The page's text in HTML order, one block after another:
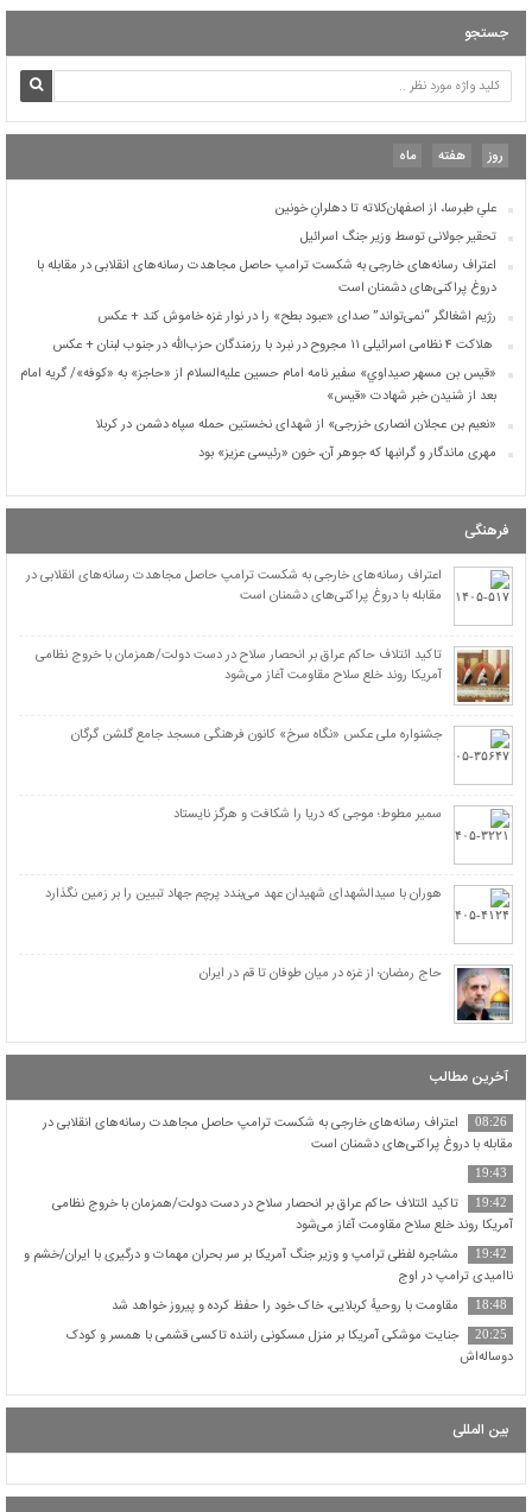
جستجو
روز هفته ماه
هلاکت ۴ نظامی اسرائیلی ۱۱ مجروح در نبرد با رزمندگان حزب‌الله در جنوب لبنان + عکس
«قيس بن مسهر صيداوي» سفیر نامه امام حسین علیه‌السلام از «حاجز» به «کوفه»/ گریه امام
بعد از شنیدن خبر شهادت «قیس»
«نعیم بن عجلان انصاری خزرجی» از شهدای نخستین حمله سپاه دشمن در کربلا
مهری ماندگار و گرانبها که جوهر آن، خون «رئیسی عزیز» بود
اسامی ۲۹۰ نفر از شهدای پرواز ۶۵۵ ایران ایر
تقویم بارداری مادر و همسر شهیدی که با گلوله‌های آمریکای-صهیونی ورق خورد
علیِ طبرسا، از اصفهان‌کلاته تا دهلرانِ خونین
تحقیر جولانی توسط وزیر جنگ اسرائیل
اعتراف رسانه‌های خارجی به شکست ترامپ حاصل مجاهدت رسانه‌های انقلابی در مقابله با
دروغ پراکنی‌های دشمنان است
رژیم اشغالگر “نمی‌تواند” صدای «عبود بطح» را در نوار غزه خاموش کند + عکس
هلاکت ۴ نظامی اسرائیلی ۱۱ مجروح در نبرد با رزمندگان حزب‌الله در جنوب لبنان + عکس
«قيس بن مسهر صيداوي» سفیر نامه امام حسین علیه‌السلام از «حاجز» به «کوفه»/ گریه امام
بعد از شنیدن خبر شهادت «قیس»
«نعیم بن عجلان انصاری خزرجی» از شهدای نخستین حمله سپاه دشمن در کربلا
مهری ماندگار و گرانبها که جوهر آن، خون «رئیسی عزیز» بود
تقویم بارداری مادر و همسر شهیدی که با گلوله‌های آمریکای-صهیونی ورق خورد
علیِ طبرسا، از اصفهان‌کلاته تا دهلرانِ خونین
تحقیر جولانی توسط وزیر جنگ اسرائیل
اعتراف رسانه‌های خارجی به شکست ترامپ حاصل مجاهدت رسانه‌های انقلابی در مقابله با
رژیم اشغالگر “نمی‌تواند” صدای «عبود بطح» را در نوار غزه خاموش کند + عکس
هلاکت ۴ نظامی اسرائیلی ۱۱ مجروح در نبرد با رزمندگان حزب‌الله در جنوب لبنان + عکس
«قيس بن مسهر صيداوي» سفیر نامه امام حسین علیه‌السلام از «حاجز» به «کوفه»/ گریه امام
بعد از شنیدن خبر شهادت «قیس»
«نعیم بن عجلان انصاری خزرجی» از شهدای نخستین حمله سپاه دشمن در کربلا
مهری ماندگار و گرانبها که جوهر آن، خون «رئیسی عزیز» بود
فرهنگی
اعتراف رسانه‌های خارجی به شکست ترامپ حاصل مجاهدت رسانه‌های انقلابی در
مقابله با دروغ پراکنی‌های دشمنان است
تاکید ائتلاف حاکم عراق بر انحصار سلاح در دست دولت/همزمان با خروج نظامی
آمریکا روند خلع سلاح مقاومت آغاز می‌شود
جشنواره ملی عکس «نگاه سرخ» کانون فرهنگی مسجد جامع گلشن گرگان
سمیر مطوط؛ موجی که دریا را شکافت و هرگز نایستاد
هوران با سیدالشهدای شهیدان عهد می‌بندد پرچم جهاد تبیین را بر زمین نگذارد
حاج رمضان؛ از غزه در میان طوفان تا قم در ایران
آخرین مطالب
08:26
اعتراف رسانه‌های خارجی به شکست ترامپ حاصل مجاهدت رسانه‌های انقلابی در
مقابله با دروغ پراکنی‌های دشمنان است
19:43
19:42
تاکید ائتلاف حاکم عراق بر انحصار سلاح در دست دولت/همزمان با خروج نظامی
آمریکا روند خلع سلاح مقاومت آغاز می‌شود
19:42
مشاجره لفظی ترامپ و وزیر جنگ آمریکا بر سر بحران مهمات و درگیری با ایران/خشم و
ناامیدی ترامپ در اوج
18:48 مقاومت با روحیهٔ کربلایی، خاک خود را حفظ کرده و پیروز خواهد شد
20:25
جنایت موشکی آمریکا بر منزل مسکونی راننده تاکسی قشمی با همسر و کودک
دوساله‌اش
بین المللی